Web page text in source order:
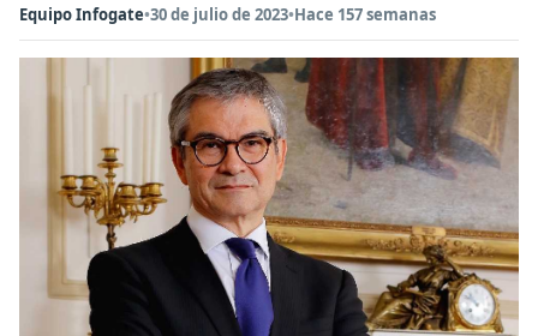
Equipo Infogate•30 de julio de 2023•Hace 157 semanas